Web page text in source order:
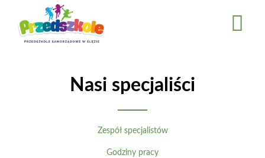
Nasi specjaliści
Zespół specjalistów
Godziny pracy